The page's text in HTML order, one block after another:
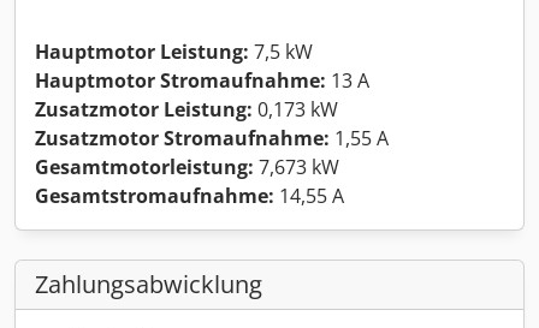
Hauptmotor Leistung: 7,5 kW
Hauptmotor Stromaufnahme: 13 A
Zusatzmotor Leistung: 0,173 kW
Zusatzmotor Stromaufnahme: 1,55 A
Gesamtmotorleistung: 7,673 kW
Gesamtstromaufnahme: 14,55 A
Zahlungsabwicklung